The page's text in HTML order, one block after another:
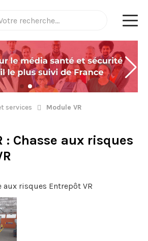
services Module VR
: Chasse aux risques
aux risques Entrepôt VR